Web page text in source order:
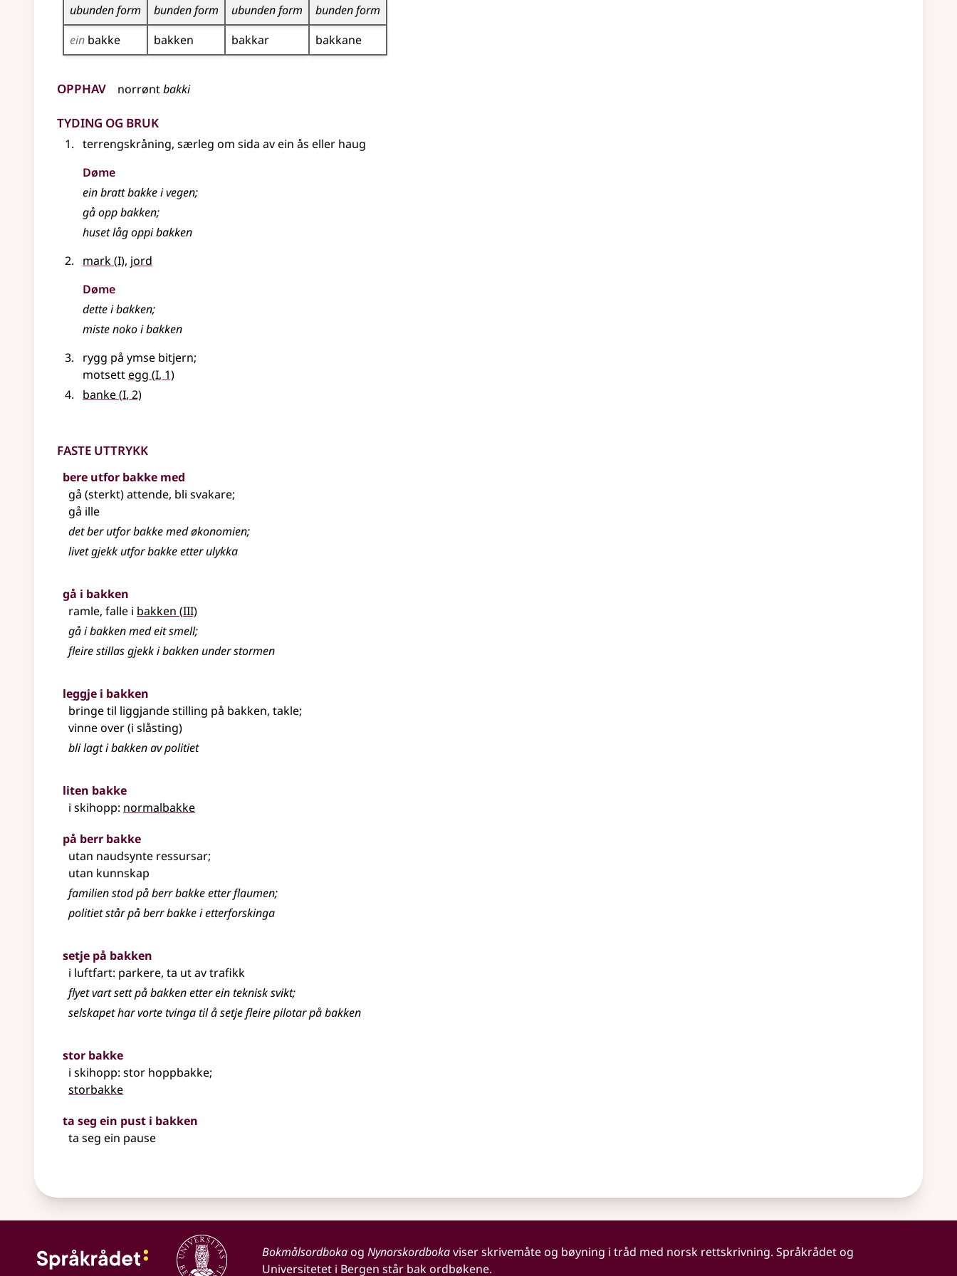
ubunden form
bunden form ubunden form
bunden form
ein bakke bakken bakkar bakkane
Opphav norrøntbakki
Tyding og bruk
terrengskråning, særleg om sida av ein ås eller haug
Døme
ein bratt bakke i vegen;
gå opp bakken;
huset låg oppi bakken
mark(1
I), jord
Døme
dette i bakken;
miste noko i bakken
rygg på ymse bitjern;
motsettegg (1
I, 1)
banke(1
I, 2)
Faste uttrykk
bere utfor bakke med
gå (sterkt) attende, bli svakare;
gå ille
det ber utfor bakke med økonomien;
livet gjekk utfor bakke etter ulykka
gå i bakken
ramle, falle i bakken (3
III)
gå i bakken med eit smell;
fleire stillas gjekk i bakken under stormen
leggje i bakken
bringe til liggjande stilling på bakken, takle;
vinne over (i slåsting)
bli lagt i bakken av politiet
liten bakke
i skihopp: normalbakke
på berr bakke
utan naudsynte ressursar;
utan kunnskap
familien stod på berr bakke etter flaumen;
politiet står på berr bakke i etterforskinga
setje på bakken
i luftfart: parkere, ta ut av trafikk
flyet vart sett på bakken etter ein teknisk svikt;
selskapet har vorte tvinga til å setje fleire pilotar på bakken
stor bakke
i skihopp: stor hoppbakke;
storbakke
ta seg ein pust i bakken
ta seg ein pause
Bokmålsordbokaog Nynorskordbokaviser skrivemåte og bøyning i tråd med norsk rettskrivning. Språkrådet og
Universitetet i Bergen står bak ordbøkene.